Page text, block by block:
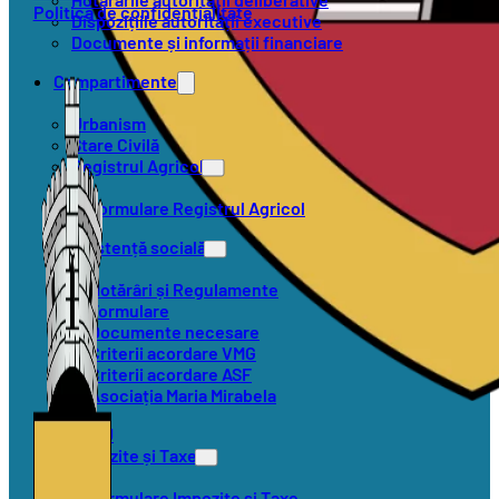
Dispozițiile autorității executive
Documente și informații financiare
Compartimente
Urbanism
Stare Civilă
Registrul Agricol
Formulare Registrul Agricol
Asistență socială
Hotărâri și Regulamente
Formulare
Documente necesare
Criterii acordare VMG
Criterii acordare ASF
Asociația Maria Mirabela
SVSU
Impozite și Taxe
Politica de confidențialitate